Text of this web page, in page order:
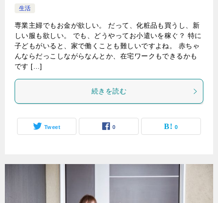
生活
専業主婦でもお金が欲しい。 だって、化粧品も買うし、新
しい服も欲しい。 でも、どうやってお小遣いを稼ぐ？ 特に
子どもがいると、家で働くことも難しいですよね。 赤ちゃ
んならだっこしながらなんとか、在宅ワークもできるかも
です […]
続きを読む
Tweet 0 0